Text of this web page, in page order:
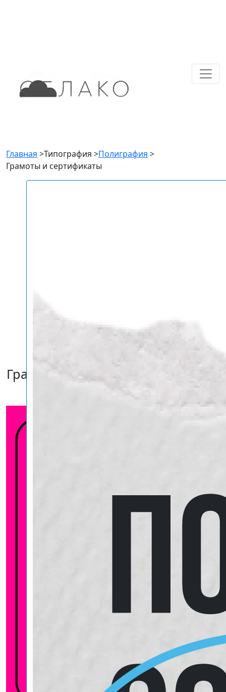
Главная >Типография >Полиграфия >
Грамоты и сертификаты
Грамоты и сертификаты в Самаре